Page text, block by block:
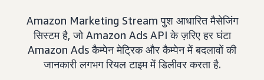
Amazon Marketing Stream पुश आधारित मैसेजिंग
सिस्टम है, जो Amazon Ads API के ज़रिए हर घंटा
Amazon Ads कैम्पेन मेट्रिक और कैम्पेन में बदलावों की
जानकारी लगभग रियल टाइम में डिलीवर करता है.